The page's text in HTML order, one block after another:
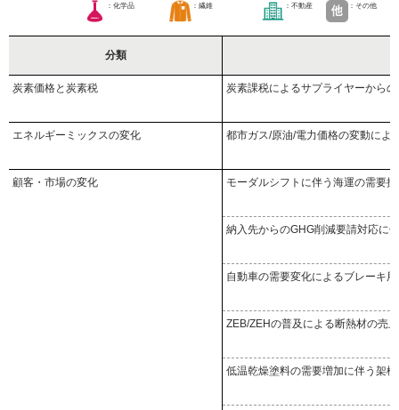
：化学品 ：繊維 ：不動産 ：その他
分類
炭素価格と炭素税 炭素課税によるサプライヤーから
エネルギーミックスの変化 都市ガス/原油/電力価格の変動によ
顧客・市場の変化 モーダルシフトに伴う海運の需要
納入先からのGHG削減要請対応に
自動車の需要変化によるブレーキ
ZEB/ZEHの普及による断熱材の売
低温乾燥塗料の需要増加に伴う架